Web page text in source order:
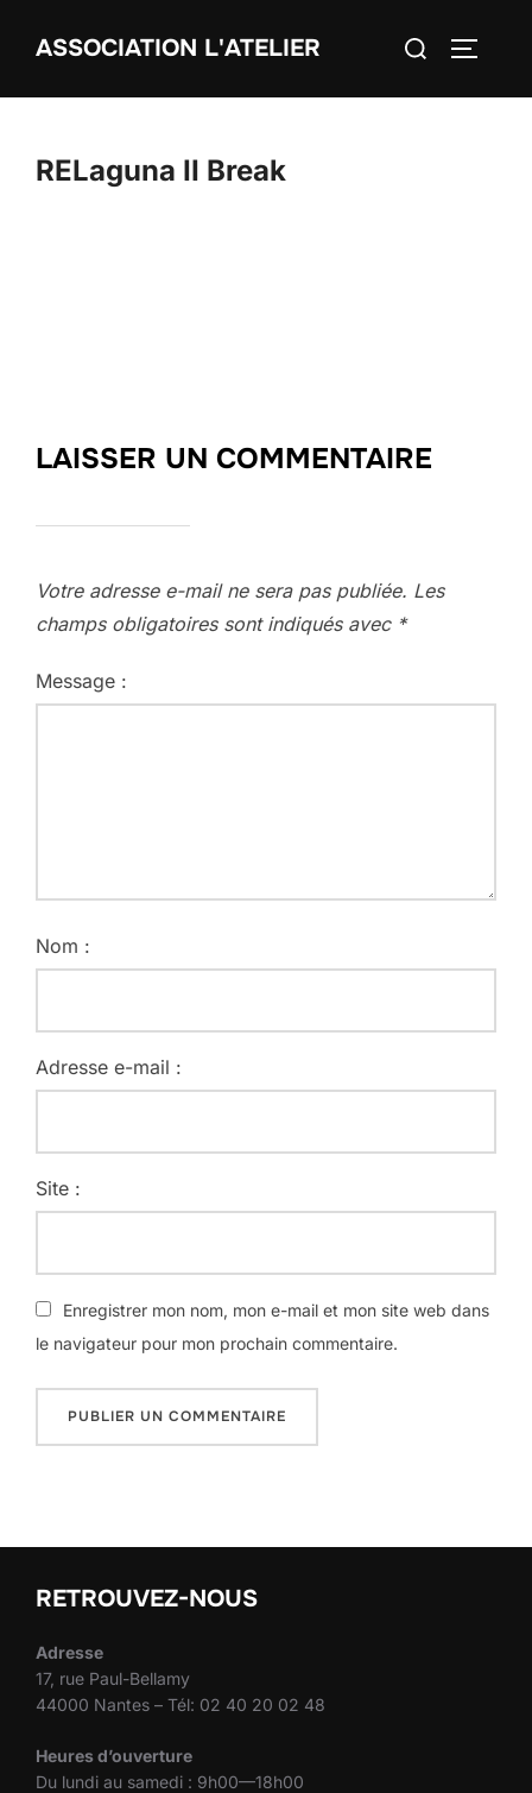
ASSOCIATION L'ATELIER Rechercher :
RELaguna II Break
LAISSER UN COMMENTAIRE
Votre adresse e-mail ne sera pas publiée. Les
champs obligatoires sont indiqués avec *
Message :
Nom :
Adresse e-mail :
Site :
Enregistrer mon nom, mon e-mail et mon site web dans
le navigateur pour mon prochain commentaire.
RETROUVEZ-NOUS
Adresse
17, rue Paul-Bellamy
44000 Nantes – Tél: 02 40 20 02 48
Heures d’ouverture
Du lundi au samedi : 9h00—18h00